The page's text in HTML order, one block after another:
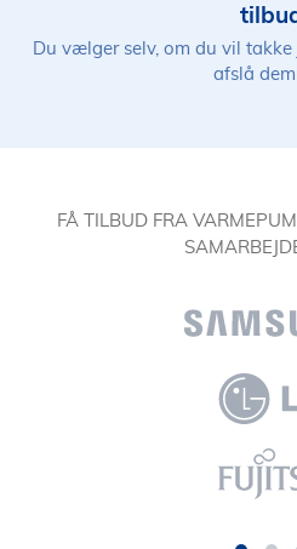
Du vælger selv, om du vil
afslå
FÅ TILBUD FRA